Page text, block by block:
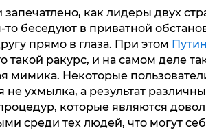
как лидеры двух
беседуют в приватной
прямо в глаза. При этом Путин
такой ракурс, и на самом деле
мимика. Некоторые
не ухмылка, а результат
которые являются
среди тех людей, что могут